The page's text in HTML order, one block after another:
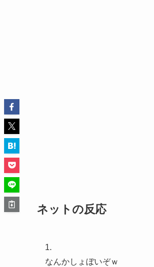
ネットの反応
1.
なんかしょぼいぞｗ